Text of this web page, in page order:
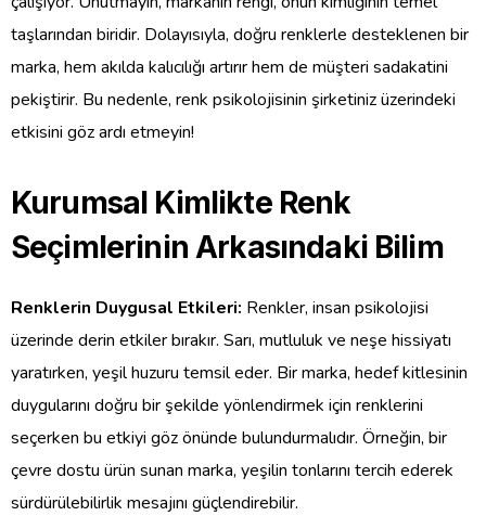
taşlarından biridir. Dolayısıyla, doğru renklerle desteklenen bir
marka, hem akılda kalıcılığı artırır hem de müşteri sadakatini
pekiştirir. Bu nedenle, renk psikolojisinin şirketiniz üzerindeki
etkisini göz ardı etmeyin!
Kurumsal Kimlikte Renk
Seçimlerinin Arkasındaki Bilim
Renklerin Duygusal Etkileri: Renkler, insan psikolojisi
üzerinde derin etkiler bırakır. Sarı, mutluluk ve neşe hissiyatı
yaratırken, yeşil huzuru temsil eder. Bir marka, hedef kitlesinin
duygularını doğru bir şekilde yönlendirmek için renklerini
seçerken bu etkiyi göz önünde bulundurmalıdır. Örneğin, bir
çevre dostu ürün sunan marka, yeşilin tonlarını tercih ederek
sürdürülebilirlik mesajını güçlendirebilir.